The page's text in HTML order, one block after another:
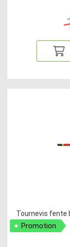
Tournevis fente
Promotion